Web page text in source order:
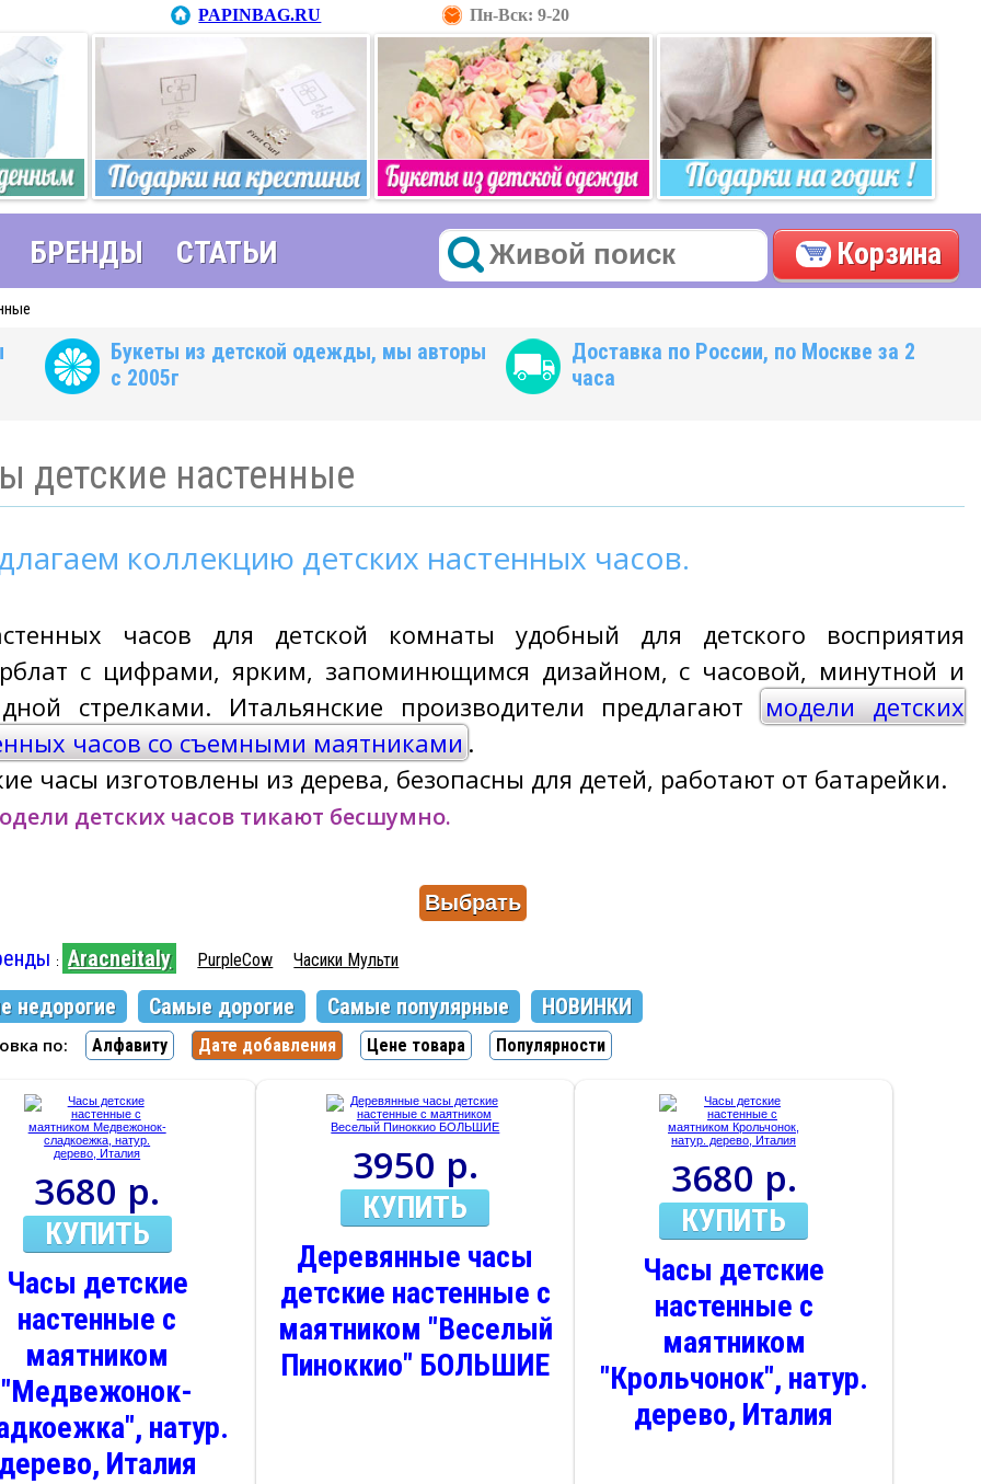
PAPINBAG.RU Пн-Вск: 9-20
БРЕНДЫ СТАТЬИ Корзина
Букеты из детской одежды, мы авторы
с 2005г
Доставка по России, по Москве за 2
часа
детские настенные
коллекцию детских настенных часов.
часов для детской комнаты удобный для детского восприятия
с цифрами, ярким, запоминющимся дизайном, с часовой, минутной и
стрелками. Итальянские производители предлагают
модели детских
часов со съемными маятниками.
часы изготовлены из дерева, безопасны для детей, работают от батарейки.
детских часов тикают бесшумно.
: Aracneitaly PurpleCow Часики Мульти
недорогие Самые дорогие Самые популярные НОВИНКИ
по: Алфавиту Дате добавления Цене товара Популярности
3680 р.
КУПИТЬ
Часы детские
настенные с
маятником
"Медвежонок-
натур.
Италия
3950 р.
КУПИТЬ
Деревянные часы
детские настенные с
маятником "Веселый
Пиноккио" БОЛЬШИЕ
3680 р.
КУПИТЬ
Часы детские
настенные с
маятником
"Крольчонок", натур.
дерево, Италия